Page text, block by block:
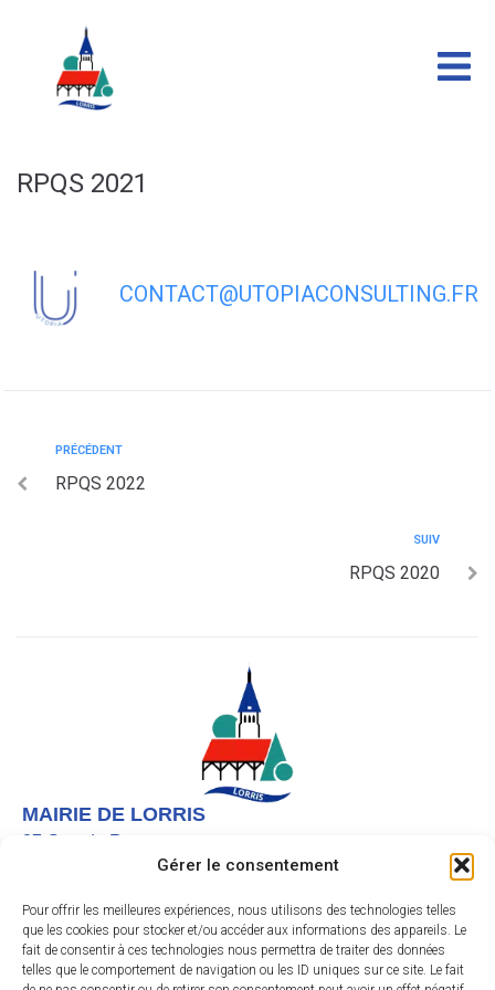
Gérer le consentement
Pour offrir les meilleures expériences, nous utilisons des technologies telles
que les cookies pour stocker et/ou accéder aux informations des appareils. Le
fait de consentir à ces technologies nous permettra de traiter des données
telles que le comportement de navigation ou les ID uniques sur ce site. Le fait
RPQS 2021
CONTACT@UTOPIACONSULTING.FR
PRÉCÉDENT
RPQS 2022
SUIV
RPQS 2020
MAIRIE DE LORRIS
27 Grande Rue,
Nous contacter
Instagram